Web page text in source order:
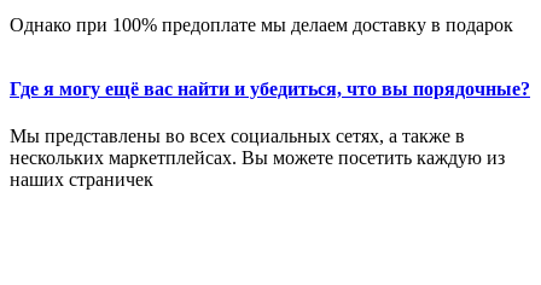
Однако при 100% предоплате мы делаем доставку в подарок
Где я могу ещё вас найти и убедиться, что вы порядочные?
Мы представлены во всех социальных сетях, а также в
нескольких маркетплейсах. Вы можете посетить каждую из
наших страничек